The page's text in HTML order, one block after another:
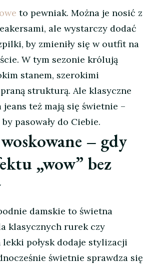
to pewniak. Można je nosić z
ale wystarczy dodać
by zmieniły się w outfit na
W tym sezonie królują
stanem, szerokimi
strukturą. Ale klasyczne
też mają się świetnie –
pasowały do Ciebie.
– gdy
„wow” bez
damskie to świetna
klasycznych rurek czy
połysk dodaje stylizacji
świetnie sprawdza się